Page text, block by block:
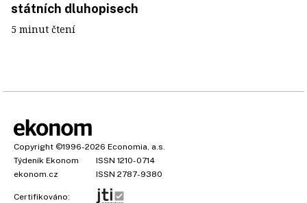
státních dluhopisech
5 minut čtení
Copyright ©1996-2026 Economia, a.s.
Týdeník Ekonom
ISSN 1210-0714
ekonom.cz
ISSN 2787-9380
Certifikováno: